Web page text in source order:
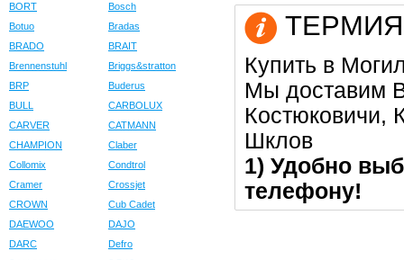
BORT
Bosch
Botuo
Bradas
BRADO
BRAIT
Brennenstuhl
Briggs&stratton
BRP
Buderus
BULL
CARBOLUX
CARVER
CATMANN
CHAMPION
Claber
Collomix
Condtrol
Cramer
Crossjet
CROWN
Cub Cadet
DAEWOO
DAJO
DARC
Defro
ТЕРМИЯ
Купить в
Мы доставим
Костюковичи,
Шклов
1) Удобно
телефону!